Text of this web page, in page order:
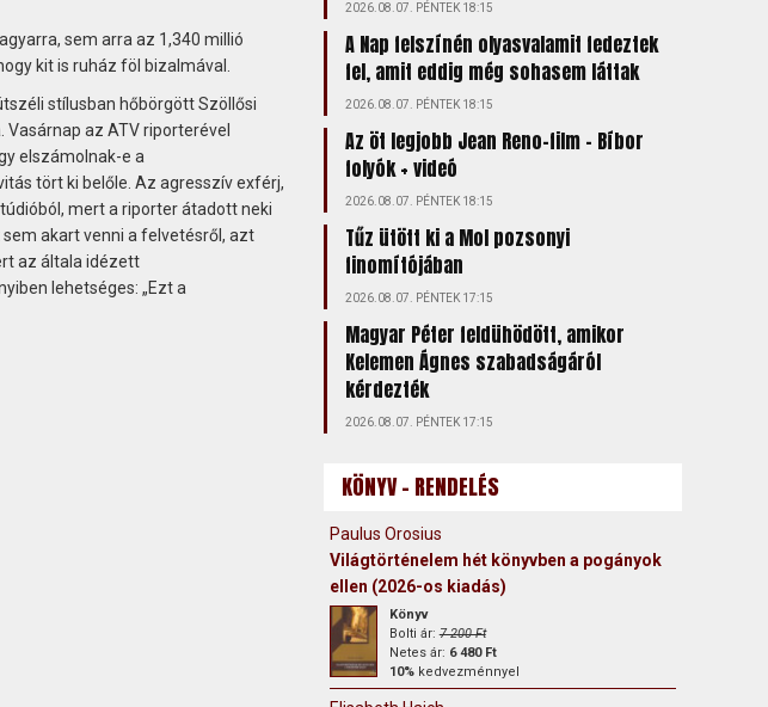
sem arra az 1,340 millió
kit is ruház föl bizalmával.
stílusban hőbörgött Szöllősi
az ATV riporterével
elszámolnak-e a
tört ki belőle. Az agresszív exférj,
mert a riporter átadott neki
akart venni a felvetésről, azt
az általa idézett
lehetséges: „Ezt a
2026.08.07. PÉNTEK 18:15
A Nap felszínén olyasvalamit fedeztek
fel, amit eddig még sohasem láttak
2026.08.07. PÉNTEK 18:15
Az öt legjobb Jean Reno-film – Bíbor
folyók + videó
2026.08.07. PÉNTEK 18:15
Tűz ütött ki a Mol pozsonyi
finomítójában
2026.08.07. PÉNTEK 17:15
Magyar Péter feldühödött, amikor
Kelemen Ágnes szabadságáról
kérdezték
2026.08.07. PÉNTEK 17:15
KÖNYV - RENDELÉS
Paulus Orosius
Világtörténelem hét könyvben a pogányok
ellen (2026-os kiadás)
Könyv
Bolti ár:7 200 Ft
Netes ár: 6 480 Ft
10%kedvezménnyel